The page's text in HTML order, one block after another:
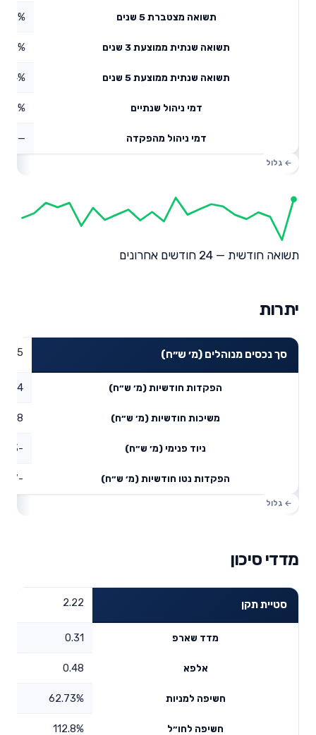
תשואה מצטברת 5 שנים
תשואה שנתית ממוצעת 3 שנים
תשואה שנתית ממוצעת 5 שנים
דמי ניהול שנתיים
דמי ניהול מהפקדה —
תשואה חודשית — 24 חודשים אחרונים
יתרות
סך נכסים מנוהלים (מ׳ ש״ח)
הפקדות חודשיות (מ׳ ש״ח) 1.54
משיכות חודשיות (מ׳ ש״ח) 1.08
ניוד פנימי (מ׳ ש״ח) -19.33
הפקדות נטו חודשיות (מ׳ ש״ח) -18.87
מדדי סיכון
סטיית תקן 2.22
מדד שארפ 0.31
אלפא 0.48
חשיפה למניות 62.73%
חשיפה לחו״ל 112.8%